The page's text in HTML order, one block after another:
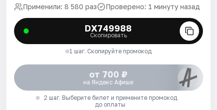
Применили: 8 580 раз Проверено: 1 минуту назад
DX749988
Скопировать
1 шаг. Скопируйте промокод
от 700 ₽
на Яндекс Афише
2 шаг. Выберите билет и примените промокод
до оплаты